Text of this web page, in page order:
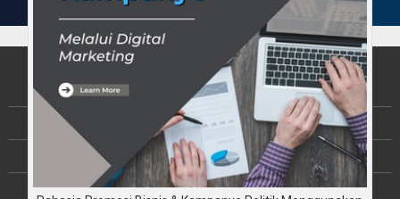
Tentang Kami
Berita
Disclaimer